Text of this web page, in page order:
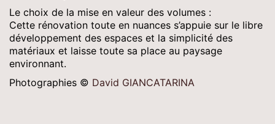
Le choix de la mise en valeur des volumes :
Cette rénovation toute en nuances s’appuie sur le libre
développement des espaces et la simplicité des
matériaux et laisse toute sa place au paysage
environnant.
Photographies © David GIANCATARINA